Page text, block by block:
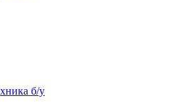
б/у